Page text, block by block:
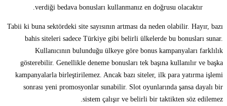
verdiği bedava bonusları kullanmanız en doğrusu olacaktır.
Tabii ki buna sektördeki site sayısının artması da neden olabilir. Hayır, bazı
bahis siteleri sadece Türkiye gibi belirli ülkelerde bu bonusları sunar.
Kullanıcının bulunduğu ülkeye göre bonus kampanyaları farklılık
gösterebilir. Genellikle deneme bonusları tek başına kullanılır ve başka
kampanyalarla birleştirilemez. Ancak bazı siteler, ilk para yatırma işlemi
sonrası yeni promosyonlar sunabilir. Slot oyunlarında şansa dayalı bir
sistem çalışır ve belirli bir taktikten söz edilemez.